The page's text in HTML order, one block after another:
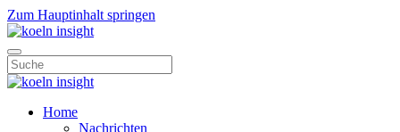
Zum Hauptinhalt springen
Home
Nachrichten